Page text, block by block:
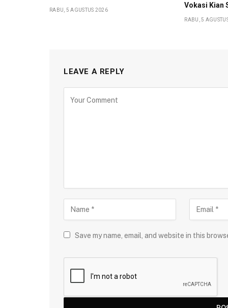
RABU, 5 AGUSTUS 2026
Vokasi Kian
RABU, 5
LEAVE A REPLY
Save my name, email, and website in this